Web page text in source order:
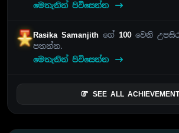
මෙතැනින් පිවිසෙන්න
Rasika Samanjithගේ 100වෙනි
පතන්න.
මෙතැනින් පිවිසෙන්න
SEE ALL